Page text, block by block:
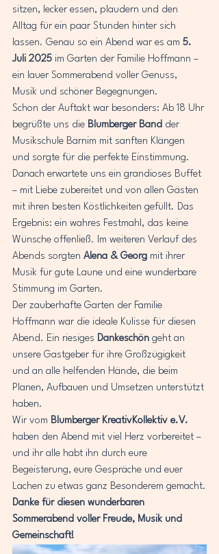
sitzen, lecker essen, plaudern und den
Alltag für ein paar Stunden hinter sich
lassen. Genau so ein Abend war es am 5.
Juli 2025 im Garten der Familie Hoffmann –
ein lauer Sommerabend voller Genuss,
Musik und schöner Begegnungen.
Schon der Auftakt war besonders: Ab 18 Uhr
begrüßte uns die Blumberger Band der
Musikschule Barnim mit sanften Klängen
und sorgte für die perfekte Einstimmung.
Danach erwartete uns ein grandioses Buffet
– mit Liebe zubereitet und von allen Gästen
mit ihren besten Köstlichkeiten gefüllt. Das
Ergebnis: ein wahres Festmahl, das keine
Wünsche offenließ. Im weiteren Verlauf des
Abends sorgten Alena & Georg mit ihrer
Musik für gute Laune und eine wunderbare
Stimmung im Garten.
Der zauberhafte Garten der Familie
Hoffmann war die ideale Kulisse für diesen
Abend. Ein riesiges Dankeschön geht an
unsere Gastgeber für ihre Großzügigkeit
und an alle helfenden Hände, die beim
Planen, Aufbauen und Umsetzen unterstützt
haben.
Wir vom Blumberger KreativKollektiv e.V.
haben den Abend mit viel Herz vorbereitet –
und ihr alle habt ihn durch eure
Begeisterung, eure Gespräche und euer
Lachen zu etwas ganz Besonderem gemacht.
Danke für diesen wunderbaren
Sommerabend voller Freude, Musik und
Gemeinschaft!